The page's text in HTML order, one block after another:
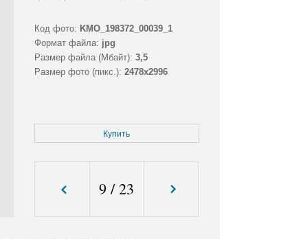
Код фото: KMO_198372_00039_1
Формат файла: jpg
Размер файла (Мбайт): 3,5
Размер фото (пикс.): 2478x2996
Купить
9 /23